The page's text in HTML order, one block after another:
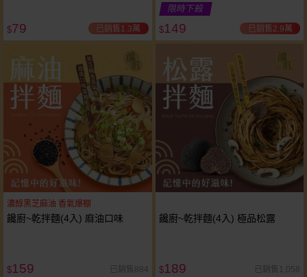
$79 已銷售1.3萬
限時下殺
$149 已銷售2.9萬
濃醇黑芝麻油 香氣爆棚
饞廚~乾拌麵(4入) 麻油口味
$159 已銷售884
饞廚~乾拌麵(4入) 極品松露
$189 已銷售1,058